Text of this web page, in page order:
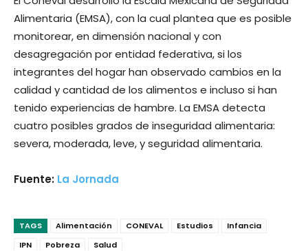
Alimentaria (EMSA), con la cual plantea que es posible
monitorear, en dimensión nacional y con
desagregación por entidad federativa, si los
integrantes del hogar han observado cambios en la
calidad y cantidad de los alimentos e incluso si han
tenido experiencias de hambre. La EMSA detecta
cuatro posibles grados de inseguridad alimentaria:
severa, moderada, leve, y seguridad alimentaria.
Fuente: La Jornada
TAGS Alimentación CONEVAL Estudios
Infancia
IPN
Pobreza Salud